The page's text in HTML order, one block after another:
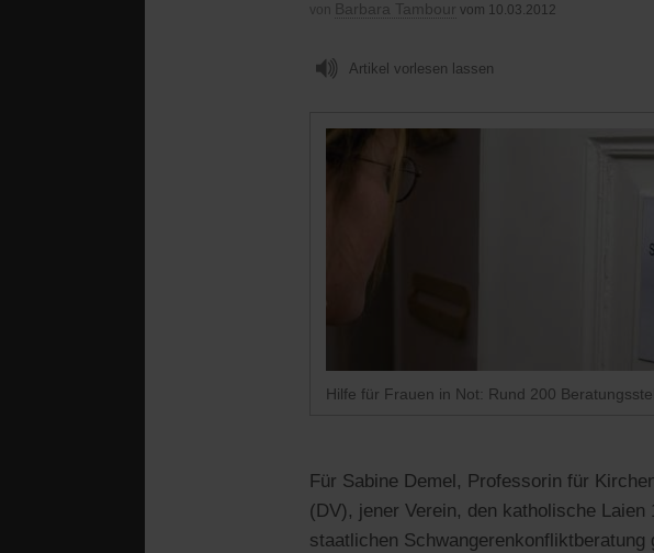
von Barbara Tambour vom 10.03.2012
Artikel vorlesen lassen
Hilfe für Frauen in Not: Rund 200
Für Sabine Demel, Professorin für
(DV), jener Verein, den katholische
staatlichen